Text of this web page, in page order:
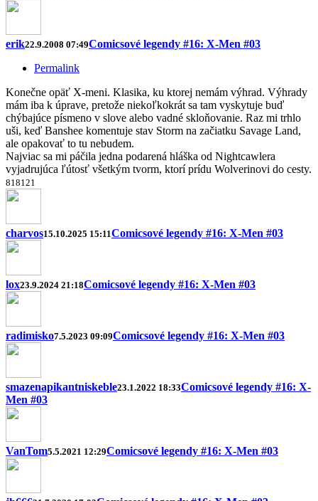
erik22.9.2008 07:49Comicsové legendy #16: X-Men #03
Permalink
Konečne opäť X-meni. Klasika, ku ktorej nemám výhrad. Výhrady
mám iba k úprave, pretože niekoľkokrát sa tam vyskytuje buď
chýbajúce písmeno v slove alebo vadné skloňovanie. Raz mi trhlo
uši, keď Banshee komentuje stav Storm na začiatku Savage Land,
ale opakovať to tu nebudem.
Najviac sa mi páčila jedna podarená hláška od Nightcawlera
vyjadrujúca ľútosť všetkým tvorm, ktorí prídu Wolverinovi do cesty.
818121
charvos15.10.2025 15:11Comicsové legendy #16: X-Men #03
lox23.9.2024 21:18Comicsové legendy #16: X-Men #03
radimisko7.5.2023 09:09Comicsové legendy #16: X-Men #03
smazenapikantniskeble23.1.2022 18:33Comicsové legendy #16: X-
Men #03
VanTom5.5.2021 12:29Comicsové legendy #16: X-Men #03